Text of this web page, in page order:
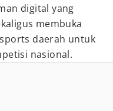
digital yang
membuka
daerah untuk
nasional.